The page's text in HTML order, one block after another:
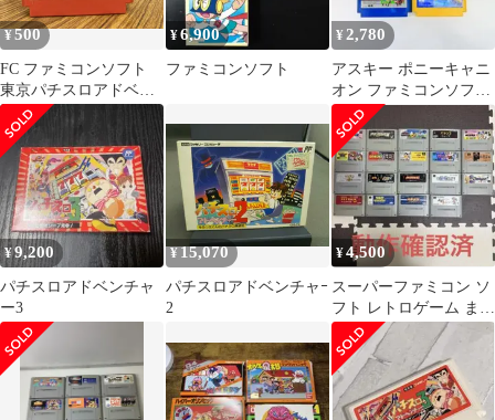
¥500
FC ファミコンソフト
東京パチスロアドベン
チャー
¥6,900
ファミコンソフト
¥2,780
アスキー ポニーキャニ
オン ファミコンソフト
8点
¥9,200
パチスロアドベンチャ
ー3
¥15,070
パチスロアドベンチャｰ
2
¥4,500
スーパーファミコン ソ
フト レトロゲーム まと
め売り 動作確認済